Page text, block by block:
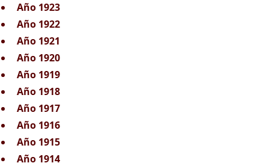
Año 1923
Año 1922
Año 1921
Año 1920
Año 1919
Año 1918
Año 1917
Año 1916
Año 1915
Año 1914